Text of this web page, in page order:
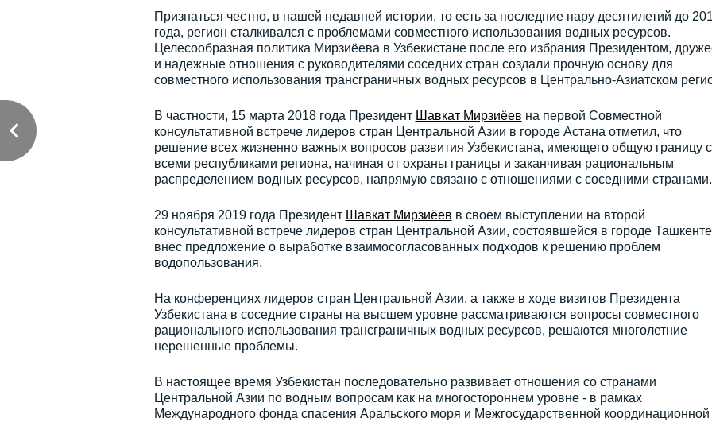
Признаться честно, в нашей недавней истории, то есть за последние пару десятилетий до
года, регион сталкивался с проблемами совместного использования водных ресурсов.
Целесообразная политика Мирзиёева в Узбекистане после его избрания Президентом,
и надежные отношения с руководителями соседних стран создали прочную основу для
совместного использования трансграничных водных ресурсов в Центрально-Азиатском
В частности, 15 марта 2018 года Президент Шавкат Мирзиёев на первой Совместной
консультативной встрече лидеров стран Центральной Азии в городе Астана отметил, что
решение всех жизненно важных вопросов развития Узбекистана, имеющего общую границу
всеми республиками региона, начиная от охраны границы и заканчивая рациональным
распределением водных ресурсов, напрямую связано с отношениями с соседними странами.
29 ноября 2019 года Президент Шавкат Мирзиёев в своем выступлении на второй
консультативной встрече лидеров стран Центральной Азии, состоявшейся в городе
внес предложение о выработке взаимосогласованных подходов к решению проблем
водопользования.
На конференциях лидеров стран Центральной Азии, а также в ходе визитов Президента
Узбекистана в соседние страны на высшем уровне рассматриваются вопросы совместного
рационального использования трансграничных водных ресурсов, решаются многолетние
нерешенные проблемы.
В настоящее время Узбекистан последовательно развивает отношения со странами
Центральной Азии по водным вопросам как на многостороннем уровне - в рамках
Международного фонда спасения Аральского моря и Межгосударственной координационной